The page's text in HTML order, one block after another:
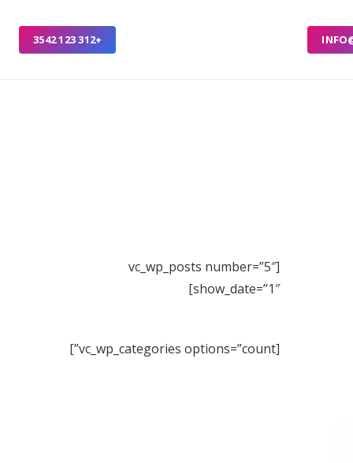
+312 123 3542
[vc_wp_posts number=”5″
show_date=”1″]
[vc_wp_categories options=”count”]